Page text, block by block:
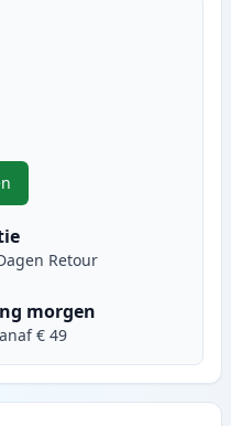
passen
stuks Brother LC1280XL
Retour
morgen
€ 49